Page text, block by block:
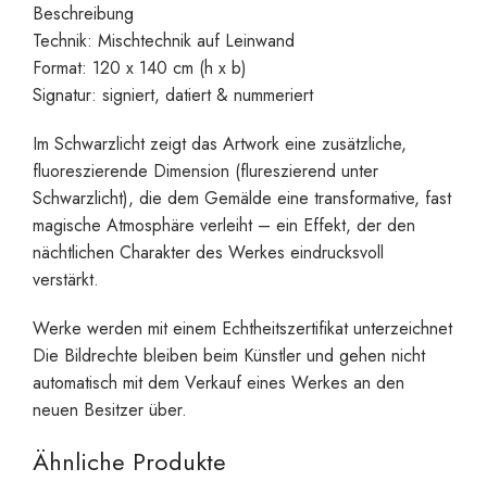
Beschreibung
Technik: Mischtechnik auf Leinwand
Format: 120 x 140 cm (h x b)
Signatur: signiert, datiert & nummeriert
Im Schwarzlicht zeigt das Artwork eine zusätzliche,
fluoreszierende Dimension (flureszierend unter
Schwarzlicht), die dem Gemälde eine transformative, fast
magische Atmosphäre verleiht – ein Effekt, der den
nächtlichen Charakter des Werkes eindrucksvoll
verstärkt.
Werke werden mit einem Echtheitszertifikat unterzeichnet
Die Bildrechte bleiben beim Künstler und gehen nicht
automatisch mit dem Verkauf eines Werkes an den
neuen Besitzer über.
Ähnliche Produkte